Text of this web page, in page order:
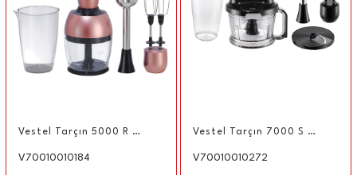
Vestel Tarçın 5000 R El Blender Seti
V70010010184
Vestel Tarçın 7000 S Multi Blender Seti
V70010010272